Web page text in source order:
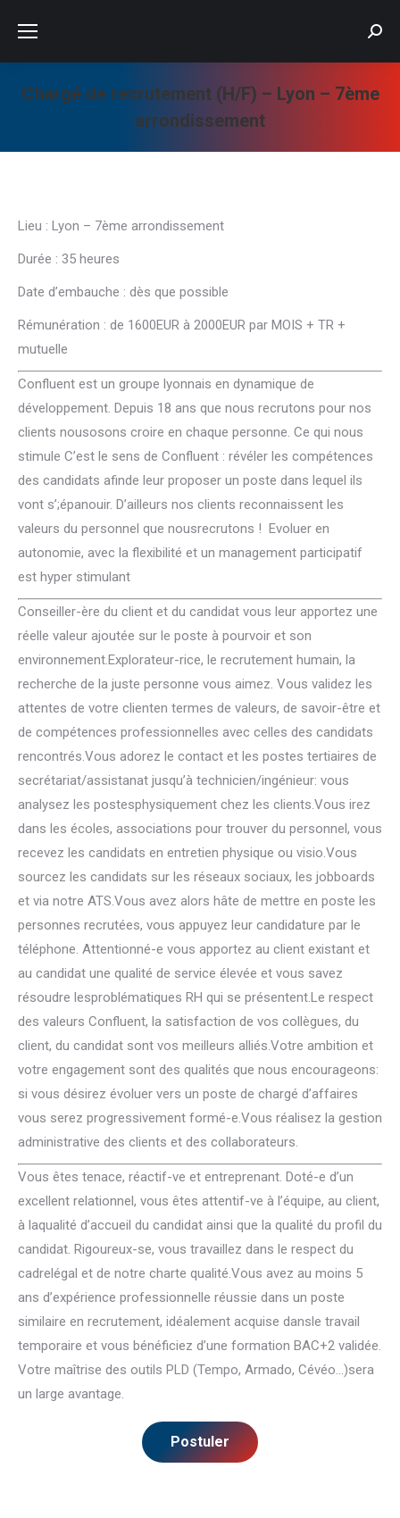
Chargé de recrutement (H/F) – Lyon – 7ème
arrondissement
Lieu : Lyon – 7ème arrondissement
Durée : 35 heures
Date d’embauche : dès que possible
Rémunération : de 1600EUR à 2000EUR par MOIS + TR +
mutuelle
Confluent est un groupe lyonnais en dynamique de
développement. Depuis 18 ans que nous recrutons pour nos
clients nousosons croire en chaque personne. Ce qui nous
stimule C’est le sens de Confluent : révéler les compétences
des candidats afinde leur proposer un poste dans lequel ils
vont s’;épanouir. D’ailleurs nos clients reconnaissent les
valeurs du personnel que nousrecrutons ! Evoluer en
autonomie, avec la flexibilité et un management participatif
est hyper stimulant
Conseiller-ère du client et du candidat vous leur apportez une
réelle valeur ajoutée sur le poste à pourvoir et son
environnement.Explorateur-rice, le recrutement humain, la
recherche de la juste personne vous aimez. Vous validez les
attentes de votre clienten termes de valeurs, de savoir-être et
de compétences professionnelles avec celles des candidats
rencontrés.Vous adorez le contact et les postes tertiaires de
secrétariat/assistanat jusqu’à technicien/ingénieur: vous
analysez les postesphysiquement chez les clients.Vous irez
dans les écoles, associations pour trouver du personnel, vous
recevez les candidats en entretien physique ou visio.Vous
sourcez les candidats sur les réseaux sociaux, les jobboards
et via notre ATS.Vous avez alors hâte de mettre en poste les
personnes recrutées, vous appuyez leur candidature par le
téléphone. Attentionné-e vous apportez au client existant et
au candidat une qualité de service élevée et vous savez
résoudre lesproblématiques RH qui se présentent.Le respect
des valeurs Confluent, la satisfaction de vos collègues, du
client, du candidat sont vos meilleurs alliés.Votre ambition et
votre engagement sont des qualités que nous encourageons:
si vous désirez évoluer vers un poste de chargé d’affaires
vous serez progressivement formé-e.Vous réalisez la gestion
administrative des clients et des collaborateurs.
Vous êtes tenace, réactif-ve et entreprenant. Doté-e d’un
excellent relationnel, vous êtes attentif-ve à l’équipe, au client,
à laqualité d’accueil du candidat ainsi que la qualité du profil du
candidat. Rigoureux-se, vous travaillez dans le respect du
cadrelégal et de notre charte qualité.Vous avez au moins 5
ans d’expérience professionnelle réussie dans un poste
similaire en recrutement, idéalement acquise dansle travail
temporaire et vous bénéficiez d’une formation BAC+2 validée.
Votre maîtrise des outils PLD (Tempo, Armado, Cévéo…)sera
un large avantage.